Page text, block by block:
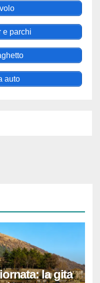
e parchi
auto
la gita